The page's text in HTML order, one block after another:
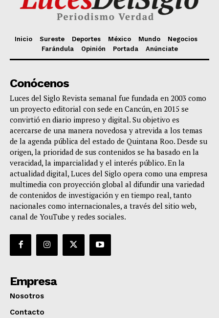
Inicio Sureste Deportes México Mundo
Negocios
Farándula
Opinión Portada Anúnciate
Conócenos
Luces del Siglo Revista semanal fue fundada en 2003 como
un proyecto editorial con sede en Cancún, en 2015 se
convirtió en diario impreso y digital. Su objetivo es
acercarse de una manera novedosa y atrevida a los temas
de la agenda pública del estado de Quintana Roo. Desde su
origen, la prioridad de sus contenidos se ha basado en la
veracidad, la imparcialidad y el interés público. En la
actualidad digital, Luces del Siglo opera como una empresa
multimedia con proyección global al difundir una variedad
de contenidos de investigación y en tiempo real, tanto
nacionales como internacionales, a través del sitio web,
canal de YouTube y redes sociales.
Empresa
Nosotros
Contacto